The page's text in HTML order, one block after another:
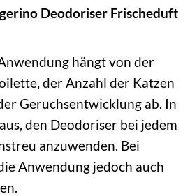
Deodoriser Frischeduft
hängt von der
der Anzahl der Katzen
Geruchsentwicklung ab. In
den Deodoriser bei jedem
anzuwenden. Bei
Anwendung jedoch auch